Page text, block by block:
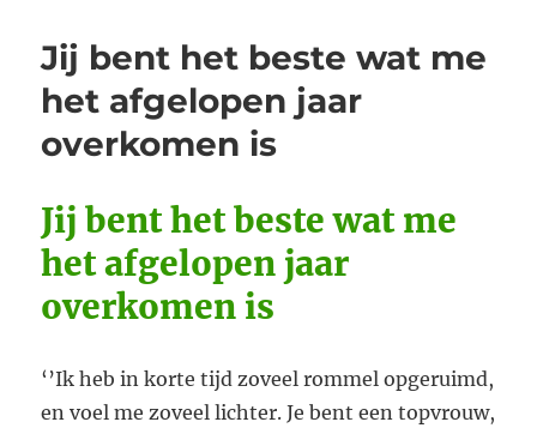
Jij bent het beste wat me
het afgelopen jaar
overkomen is
Jij bent het beste wat me
het afgelopen jaar
overkomen is
‘’Ik heb in korte tijd zoveel rommel opgeruimd,
en voel me zoveel lichter. Je bent een topvrouw,